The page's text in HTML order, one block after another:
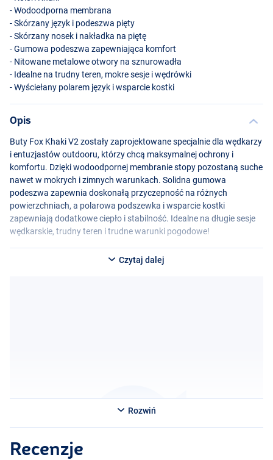
- Wodoodporna membrana
- Skórzany język i podeszwa pięty
- Skórzany nosek i nakładka na piętę
- Gumowa podeszwa zapewniająca komfort
- Nitowane metalowe otwory na sznurowadła
- Idealne na trudny teren, mokre sesje i wędrówki
- Wyściełany polarem język i wsparcie kostki
Opis
Buty Fox Khaki V2 zostały zaprojektowane specjalnie dla wędkarzy
i entuzjastów outdooru, którzy chcą maksymalnej ochrony i
komfortu. Dzięki wodoodpornej membranie stopy pozostaną suche
nawet w mokrych i zimnych warunkach. Solidna gumowa
podeszwa zapewnia doskonałą przyczepność na różnych
powierzchniach, a polarowa podszewka i wsparcie kostki
zapewniają dodatkowe ciepło i stabilność. Idealne na długie sesje
wędkarskie, trudny teren i trudne warunki pogodowe!
Czytaj dalej
Rozwiń
Recenzje